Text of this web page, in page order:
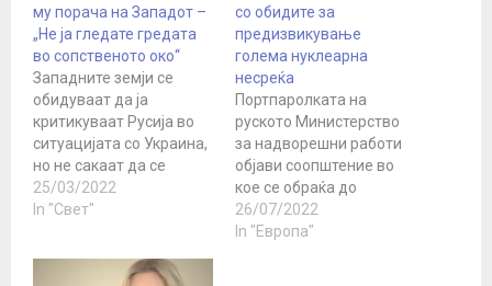
му порача на Западот –
„Не ја гледате гредата
во сопственото око“
Западните земји се
обидуваат да ја
критикуваат Русија во
ситуацијата со Украина,
но не сакаат да се
потсетат на
злосторствата што ги
руското Министерство
25/03/2022
In "Свет"
со обидите за
предизвикување
голема нуклеарна
несреќа
Портпаролката на
руското Министерство
за надворешни работи
објави соопштение во
кое се обраќа до
властите во Киев. Таа
наведува дека
26/07/2022
In "Европа"